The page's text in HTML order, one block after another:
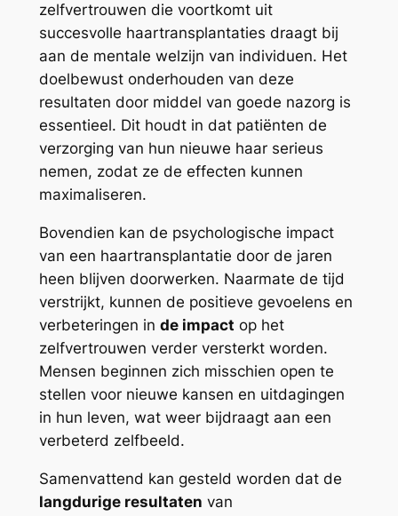
zelfvertrouwen die voortkomt uit
succesvolle haartransplantaties draagt bij
aan de mentale welzijn van individuen. Het
doelbewust onderhouden van deze
resultaten door middel van goede nazorg is
essentieel. Dit houdt in dat patiënten de
verzorging van hun nieuwe haar serieus
nemen, zodat ze de effecten kunnen
maximaliseren.
Bovendien kan de psychologische impact
van een haartransplantatie door de jaren
heen blijven doorwerken. Naarmate de tijd
verstrijkt, kunnen de positieve gevoelens en
verbeteringen in de impact op het
zelfvertrouwen verder versterkt worden.
Mensen beginnen zich misschien open te
stellen voor nieuwe kansen en uitdagingen
in hun leven, wat weer bijdraagt aan een
verbeterd zelfbeeld.
Samenvattend kan gesteld worden dat de
langdurige resultaten van